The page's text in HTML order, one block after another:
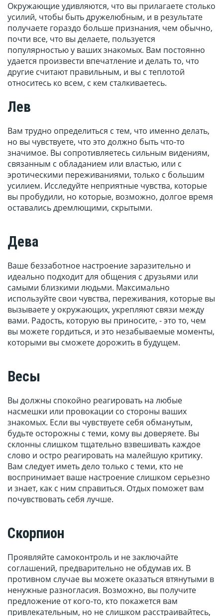
Окружающие удивляются, что вы прилагаете столько
усилий, чтобы быть дружелюбным, и в результате
получаете гораздо больше признания, чем обычно,
почти все, что вы делаете, пользуется
популярностью у ваших знакомых. Вам постоянно
удается произвести впечатление и делать то, что
другие считают правильным, и вы с теплотой
относитесь ко всем, с кем сталкиваетесь.
Лев
Вам трудно определиться с тем, что именно делать,
но вы чувствуете, что это должно быть что-то
значимое. Вы сопротивляетесь сильным видениям,
связанным с обладанием или властью, или с
эротическими переживаниями, только с большим
усилием. Исследуйте неприятные чувства, которые
вы пробудили, но которые, возможно, долгое время
оставались дремлющими, скрытыми.
Дева
Ваше беззаботное настроение заразительно и
идеально подходит для общения с друзьями или
самыми близкими людьми. Максимально
используйте свои чувства, переживания, которые вы
вызываете у окружающих, укрепляют связи между
вами. Радость, которую вы приносите, - это то, чем
вы можете гордиться, и это незабываемые моменты,
которыми вы сможете дорожить в будущем.
Весы
Вы должны спокойно реагировать на любые
насмешки или провокации со стороны ваших
знакомых. Если вы чувствуете себя обманутым,
будьте осторожны с теми, кому вы доверяете. Вы
склонны слишком тщательно взвешивать каждое
слово и остро реагировать на малейшую критику.
Вам следует иметь дело только с теми, кто не
воспринимает ваше настроение слишком серьезно
и знает, как с ним справиться. Отдых поможет вам
почувствовать себя лучше.
Скорпион
Проявляйте самоконтроль и не заключайте
соглашений, предварительно не обдумав их. В
противном случае вы можете оказаться втянутыми в
ненужные разногласия. Возможно, вы получите
предложение от кого-то, кто покажется вам
привлекательным, но не слишком расстраивайтесь,